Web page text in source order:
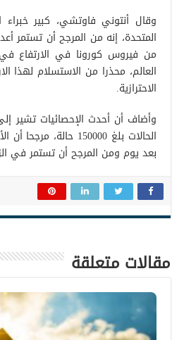
وقال أنتوني فاوتشي، كبير خبراء
المتحدة، إنه من المرجح أن تستمر
من فيروس كورونا في الارتفاع
العالم، محذرا من الاستسلام لهذا
الاحترازية.
وأضاف أن أحدث الإحصائيات تشير
الحالات بلغ 150000
بعد يوم ومن المرجح أن تستمر في
مقالات متعلقة